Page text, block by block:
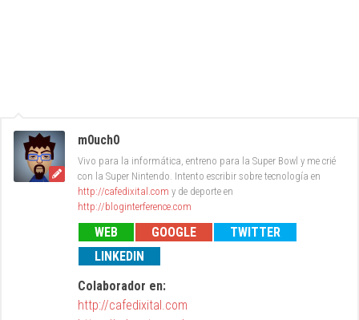
m0uch0
Vivo para la informática, entreno para la Super Bowl y me crié
con la Super Nintendo. Intento escribir sobre tecnología en
http://cafedixital.com y de deporte en
http://bloginterference.com
WEB GOOGLE
TWITTER
LINKEDIN
Colaborador en:
http://cafedixital.com